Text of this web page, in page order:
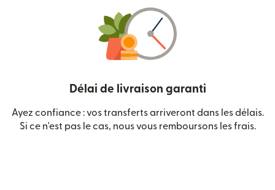
Délai de livraison garanti
Ayez confiance : vos transferts arriveront dans les délais.
Si ce n'est pas le cas, nous vous remboursons les frais.